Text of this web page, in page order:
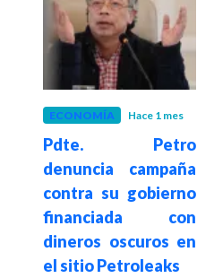
ECONOMÍA Hace 1 mes
Pdte. Petro
denuncia campaña
contra su gobierno
financiada con
dineros oscuros en
el sitio Petroleaks